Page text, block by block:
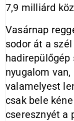
7,9 milliárd
Vasárnap
sodor át a
hadirepülőgép
nyugalom van,
valamelyest
csak bele
cseresznyét a